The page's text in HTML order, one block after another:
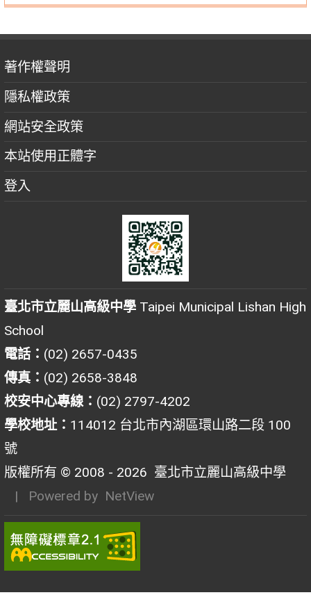
著作權聲明
隱私權政策
網站安全政策
本站使用正體字
登入
臺北市立麗山高級中學 Taipei Municipal Lishan High
School
電話： (02) 2657-0435
傳真： (02) 2658-3848
校安中心專線： (02) 2797-4202
學校地址： 114012 台北市內湖區環山路二段 100
號
版權所有 © 2008 - 2026 臺北市立麗山高級中學
| Powered by NetView